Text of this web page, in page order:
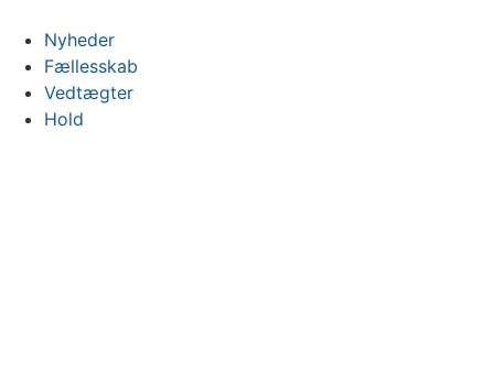
indhold
Nyheder
Fællesskab
Vedtægter
Hold